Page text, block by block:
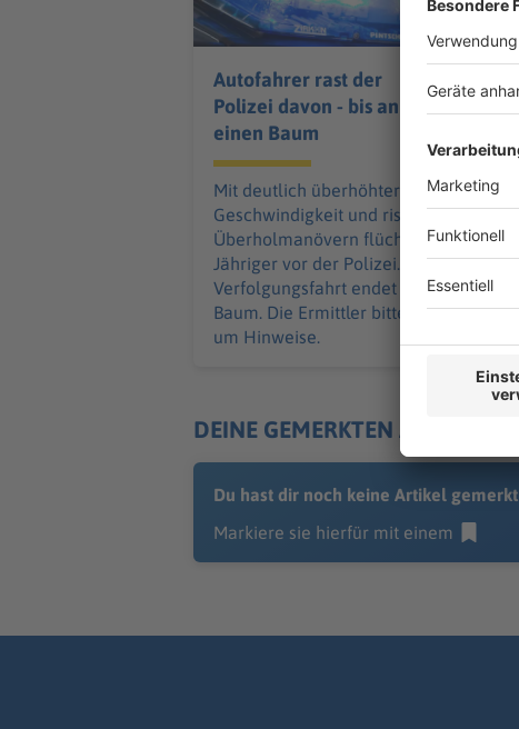
Autofahrer rast der
Polizei davon - bis an
einen Baum
Mit deutlich überhöhter
Geschwindigkeit und riskanten
Überholmanövern flüchtet ein 24-
Jähriger vor der Polizei. Die
Verfolgungsfahrt endet an einem
Baum. Die Ermittler bitten Zeugen
um Hinweise.
DEINE GEMERKTEN ARTIKEL
Du hast dir noch keine Artikel gemerkt
Markiere sie hierfür mit einem